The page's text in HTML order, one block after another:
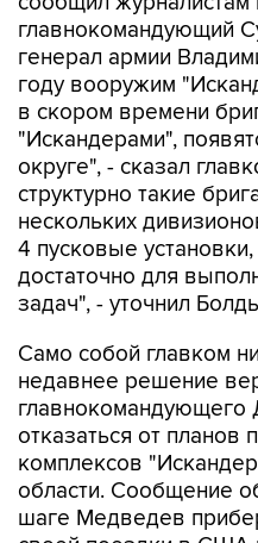
главнокомандующий
генерал армии
году вооружим
в скором времени
"Искандерами",
округе", - сказал
структурно такие
нескольких
4 пусковые
достаточно для
задач", - уточнил
Само собой главком
недавнее решение
отказаться от
комплексов
области. Сообщение
шаге Медведев